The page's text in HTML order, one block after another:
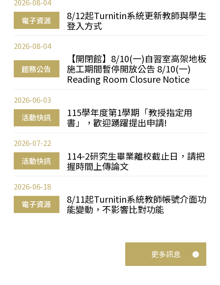
電子資源
8/12起Turnitin系統更新教師與學生
登入方式
2026-08-04
館務公告
【開閉館】8/10(一)自習室高架地板
施工期間暫停開放公告 8/10(一)
Reading Room Closure Notice
2026-08-04
活動快訊
115學年度第1學期「教授指定用
書」，歡迎踴躍提出申請!
2026-06-03
活動快訊
114-2研究生畢業離校截止日，請把
握時間上傳論文
2026-07-22
電子資源
8/11起Turnitin系統教師帳號介面功
能變動，不影響比對功能
2026-06-18
更多訊息